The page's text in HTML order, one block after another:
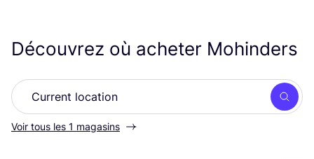
Découvrez où acheter Mohinders
Voir tous les 1 magasins